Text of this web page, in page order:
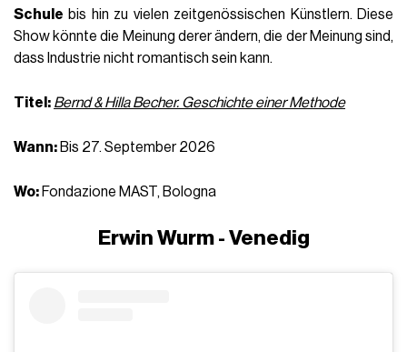
Schule bis hin zu vielen zeitgenössischen Künstlern. Diese
Show könnte die Meinung derer ändern, die der Meinung sind,
dass Industrie nicht romantisch sein kann.
Titel: Bernd & Hilla Becher. Geschichte einer Methode
Wann: Bis 27. September 2026
Wo: Fondazione MAST, Bologna
Erwin Wurm - Venedig